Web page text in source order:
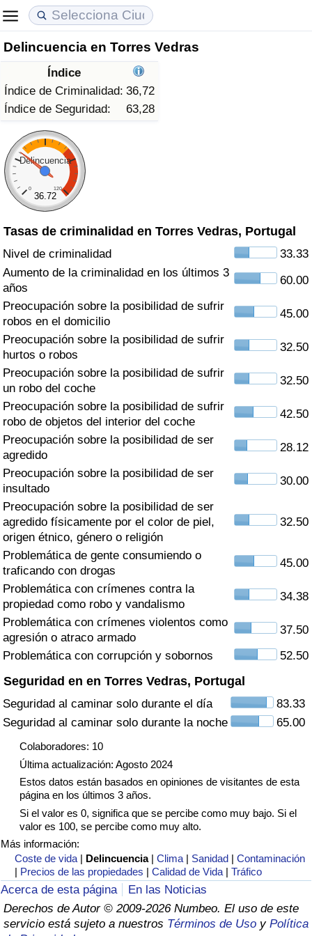
Delincuencia en Torres Vedras
Índice
Índice de Criminalidad: 36,72
Índice de Seguridad:
63,28
Delincuencia
0 120
36.72
Tasas de criminalidad en Torres Vedras, Portugal
Nivel de criminalidad
33.33
Aumento de la criminalidad en los últimos 3
años
60.00
Preocupación sobre la posibilidad de sufrir
robos en el domicilio
45.00
Preocupación sobre la posibilidad de sufrir
hurtos o robos
32.50
Preocupación sobre la posibilidad de sufrir
un robo del coche
32.50
Preocupación sobre la posibilidad de sufrir
robo de objetos del interior del coche
42.50
Preocupación sobre la posibilidad de ser
agredido
28.12
Preocupación sobre la posibilidad de ser
insultado
30.00
Preocupación sobre la posibilidad de ser
agredido físicamente por el color de piel,
origen étnico, género o religión
32.50
Problemática de gente consumiendo o
traficando con drogas
45.00
Problemática con crímenes contra la
propiedad como robo y vandalismo
34.38
Problemática con crímenes violentos como
agresión o atraco armado
37.50
Problemática con corrupción y sobornos
52.50
Seguridad en en Torres Vedras, Portugal
Seguridad al caminar solo durante el día
83.33
Seguridad al caminar solo durante la noche
65.00
Colaboradores: 10
Última actualización: Agosto 2024
Estos datos están basados en opiniones de visitantes de esta
página en los últimos 3 años.
Si el valor es 0, significa que se percibe como muy bajo. Si el
valor es 100, se percibe como muy alto.
Más información:
Coste de vida | Delincuencia |Clima | Sanidad |Contaminación
| Precios de las propiedades |Calidad de Vida |Tráfico
Acerca de esta página
En las Noticias
Derechos de Autor © 2009-2026 Numbeo. El uso de este
servicio está sujeto a nuestros Términos de Uso y Política
Coste de vida
Índice de Costo de Vida (Actual)
Índice de Costo de Vida
Índice de costo de vida por país
en aqaba
Precios de las propiedades
Índice de Precios de Inmuebles (Actual)
Índice de Precios de Inmuebles
Índice de Precios de Inmuebles por País
Calidad de Vida
Índice de Calidad de Vida
Índice de Calidad de Vida (Actual)
Índice de calidad de vida por país
Delincuencia
Calificación del Índice de Criminalidad
(Actual)
Índice de Criminalidad
Índice de criminalidad por país
Sanidad
Índice de Sanidad (Actual)
Índice de Sanidad
Índice de Sanidad por País
Contaminación
Índice de Contaminación (Actual)
Índice de contaminación
Índice de Contaminación por País
Tráfico
Índice de Tráfico
Índice de Tráfico (Actual)
Índice de Tráfico por País